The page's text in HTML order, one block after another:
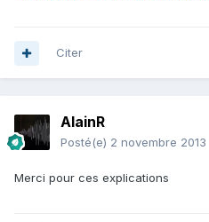
Citer
AlainR
Posté(e) 2 novembre 2013
Merci pour ces explications